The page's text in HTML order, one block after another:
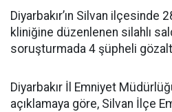
Diyarbakır’ın Silvan ilçesinde
kliniğine düzenlenen silahlı
soruşturmada 4 şüpheli
Diyarbakır İl Emniyet
açıklamaya göre, Silvan İlçe